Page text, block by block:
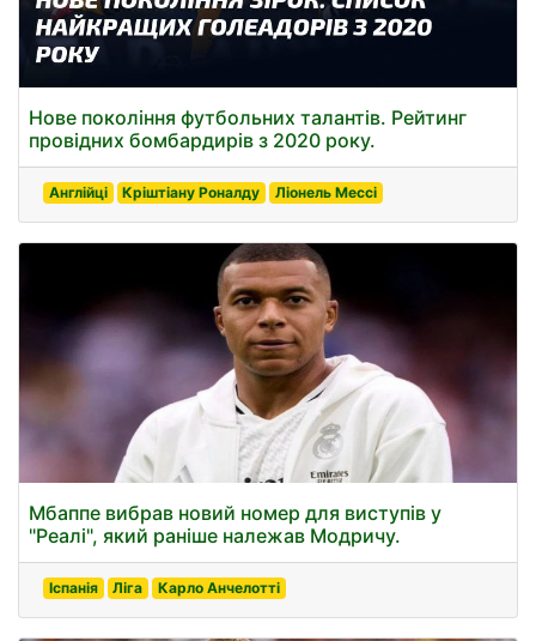
Нове покоління футбольних талантів. Рейтинг
провідних бомбардирів з 2020 року.
Англійці Кріштіану Роналду Ліонель Мессі
Мбаппе вибрав новий номер для виступів у
"Реалі", який раніше належав Модричу.
Іспанія Ліга Карло Анчелотті